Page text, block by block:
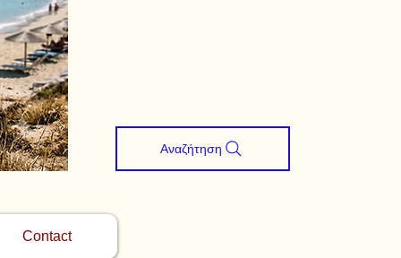
Contact
Αναζήτηση